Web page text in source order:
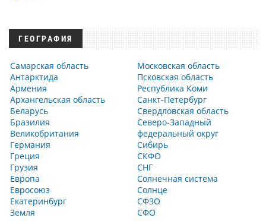
ГЕОГРАФИЯ
Самарская область
Антарктида
Армения
Архангельская область
Беларусь
Бразилия
Великобритания
Германия
Греция
Грузия
Европа
Евросоюз
Екатеринбург
Земля
Московская область
Псковская область
Республика Коми
Санкт-Петербург
Свердловская область
Северо-Западный
федеральный округ
Сибирь
СКФО
СНГ
Солнечная система
Солнце
СФЗО
СФО